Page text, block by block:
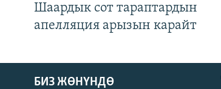
Шаардык сот тараптардын
апелляция арызын карайт
БИЗ ЖӨНҮНДӨ